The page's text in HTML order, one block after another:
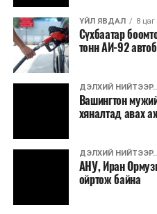
шинжээчид үзэж байна.
байдлын нөхцөл
хэлэлцээр эцэслэн
байдал үргэлжилсээр
ҮЙЛ ЯВДАЛ 8
Сүхбаатар
тонн АИ-92
ДЭЛХИЙ НИЙТЭЭР..
Вашингтон
хяналтад авах
ДЭЛХИЙ НИЙТЭЭР..
АНУ, Иран
ойртож байна